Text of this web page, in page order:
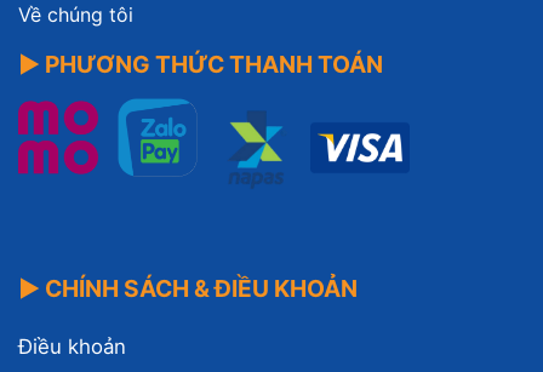
Về chúng tôi
▶ PHƯƠNG THỨC THANH TOÁN
▶ CHÍNH SÁCH & ĐIỀU KHOẢN
Điều khoản